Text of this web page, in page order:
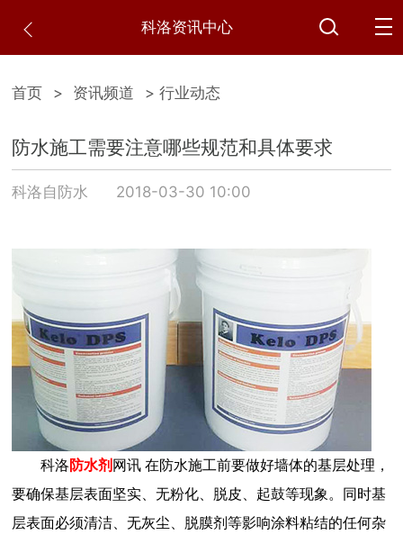
科洛资讯中心
首页 > 资讯频道 > 行业动态
防水施工需要注意哪些规范和具体要求
科洛自防水 2018-03-30 10:00
科洛 防水剂 网讯 在防水施工前要做好墙体的基层处理，
要确保基层表面坚实、无粉化、脱皮、起鼓等现象。同时基
层表面必须清洁、无灰尘、脱膜剂等影响涂料粘结的任何杂